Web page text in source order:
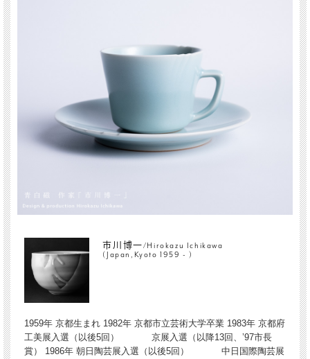
市川博一/Hirokazu Ichikawa
(Japan,Kyoto 1959 - )
1959年 京都生まれ 1982年 京都市立芸術大学卒業 1983年 京都府
工美展入選（以後5回） 京展入選（以降13回、’97市長
賞） 1986年 朝日陶芸展入選（以後5回） 中日国際陶芸展